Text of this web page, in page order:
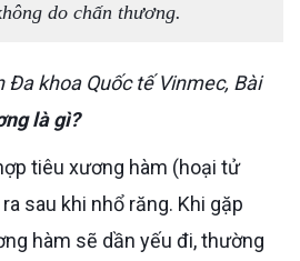
do chấn thương.
là gì?
sau khi nhổ răng. Khi gặp
hàm sẽ dần yếu đi, thường